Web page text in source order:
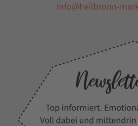
info@heilbronn-